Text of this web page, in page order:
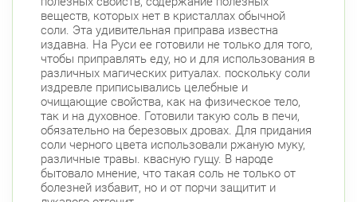
веществ, которых нет в кристаллах обычной
соли. Эта удивительная приправа известна
издавна. На Руси ее готовили не только для того,
чтобы приправлять еду, но и для использования в
различных магических ритуалах. поскольку соли
издревле приписывались целебные и
очищающие свойства, как на физическое тело,
так и на духовное. Готовили такую соль в печи,
обязательно на березовых дровах. Для придания
соли черного цвета использовали ржаную муку,
различные травы. квасную гущу. В народе
бытовало мнение, что такая соль не только от
болезней избавит, но и от порчи защитит и